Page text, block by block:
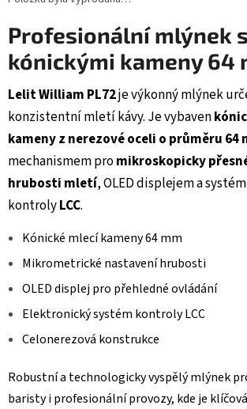
Profesionální mlýnek s
kónickými kameny 64
Lelit William PL72je výkonný mlýnek
konzistentní mletí kávy. Je vybaven
kameny z nerezové oceli o průměru 64
mechanismem promikroskopicky
hrubosti mletí, OLED displejem a
kontrolyLCC.
Kónické mlecí kameny 64 mm
Mikrometrické nastavení hrubosti
OLED displej pro přehledné ovládání
Elektronický systém kontroly LCC
Celonerezová konstrukce
Robustní a technologicky vyspělý mlýnek
baristy i profesionální provozy, kde je